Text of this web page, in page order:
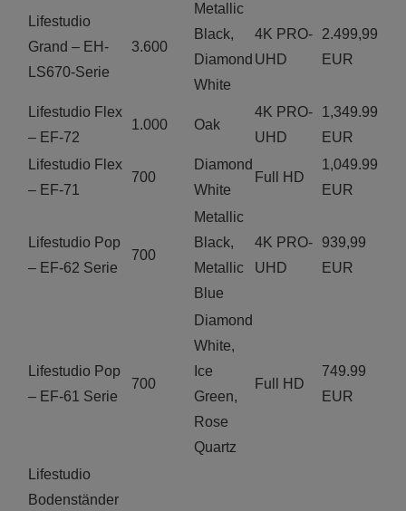
Lifestudio
Grand – EH-
LS670-Serie
3.600
Metallic
Black,
Diamond
White
4K PRO-
UHD
2.499,99
EUR
Lifestudio Flex
– EF-72
1.000 Oak
4K PRO-
UHD
1,349.99
EUR
Lifestudio Flex
– EF-71
700
Diamond
White
Full HD
1,049.99
EUR
Lifestudio Pop
– EF-62 Serie
700
Metallic
Black,
Metallic
Blue
4K PRO-
UHD
939,99
EUR
Lifestudio Pop
– EF-61 Serie
700
Diamond
White,
Ice
Green,
Rose
Quartz
Full HD
749.99
EUR
Lifestudio
Bodenständer